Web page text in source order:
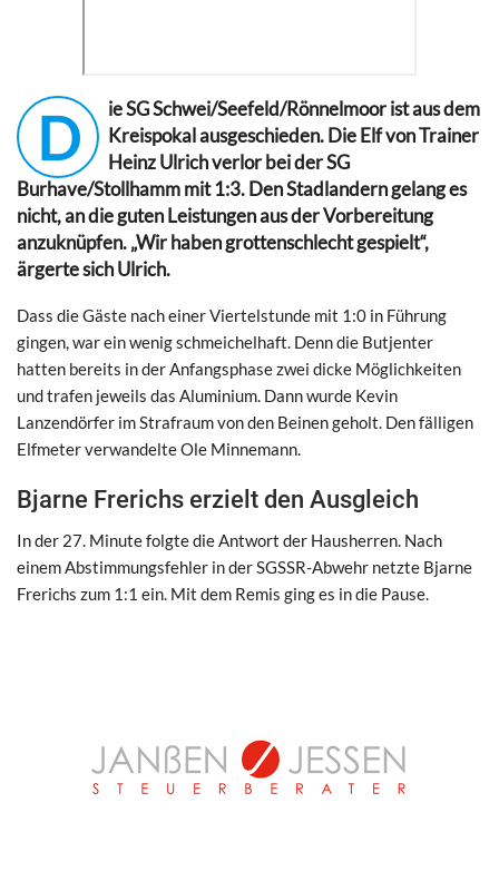
D
ie SG Schwei/Seefeld/Rönnelmoor ist aus dem
Kreispokal ausgeschieden. Die Elf von Trainer
Heinz Ulrich verlor bei der SG
Burhave/Stollhamm mit 1:3. Den Stadlandern gelang es
nicht, an die guten Leistungen aus der Vorbereitung
anzuknüpfen. „Wir haben grottenschlecht gespielt“,
ärgerte sich Ulrich.
Dass die Gäste nach einer Viertelstunde mit 1:0 in Führung
gingen, war ein wenig schmeichelhaft. Denn die Butjenter
hatten bereits in der Anfangsphase zwei dicke Möglichkeiten
und trafen jeweils das Aluminium. Dann wurde Kevin
Lanzendörfer im Strafraum von den Beinen geholt. Den fälligen
Elfmeter verwandelte Ole Minnemann.
Bjarne Frerichs erzielt den Ausgleich
In der 27. Minute folgte die Antwort der Hausherren. Nach
einem Abstimmungsfehler in der SGSSR-Abwehr netzte Bjarne
Frerichs zum 1:1 ein. Mit dem Remis ging es in die Pause.